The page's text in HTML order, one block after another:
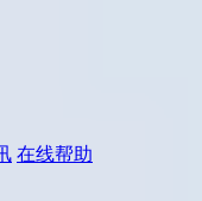
在线帮助